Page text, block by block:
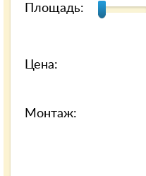
Площадь:
Цена:
Монтаж: